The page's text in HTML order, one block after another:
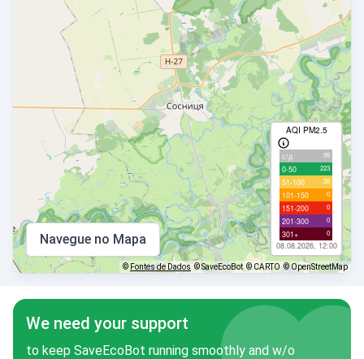
AQI PM2.5
с/д 99
0-50 223
51-100 28
101-150 0
151-200 0
201-300 0
301+ 0
08.08.2026, 12:00
Navegue no Mapa
© Fontes de Dados © SaveEcoBot © CARTO © OpenStreetMap
We need your support
to keep SaveEcoBot running smoothly and w/o